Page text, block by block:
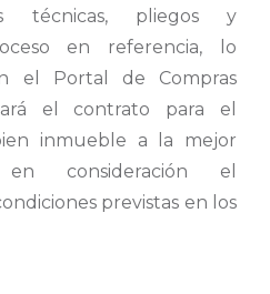
técnicas, pliegos y
en referencia, lo
el Portal de Compras
el contrato para el
inmueble a la mejor
consideración el
previstas en los